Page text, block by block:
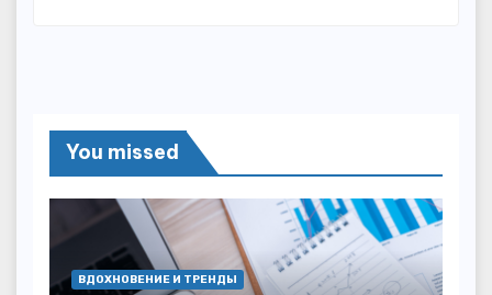
You missed
ВДОХНОВЕНИЕ И ТРЕНДЫ